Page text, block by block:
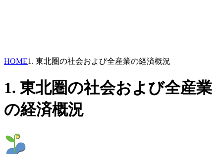
HOME1. 東北圏の社会および全産業の経済概況
1. 東北圏の社会および全産業
の経済概況